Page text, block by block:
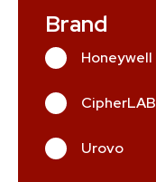
Brand
Honeywell
CipherLAB
Urovo